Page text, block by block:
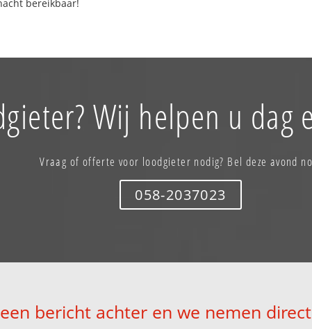
bereikbaar!
Wij helpen u dag
Vraag of offerte voor loodgieter nodig? Bel deze avond
058-2037023
bericht achter en we nemen